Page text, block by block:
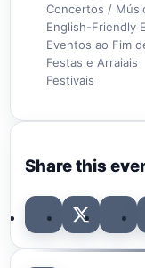
Concertos /
English-Friendly
Eventos ao Fim
Festas e Arraiais
Festivais
Share this